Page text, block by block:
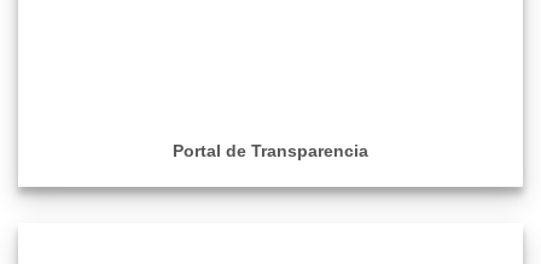
Portal de Transparencia